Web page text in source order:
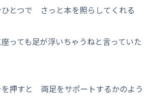
とつで さっと本を照らしてくれる
っても足が浮いちゃうねと言っていた
押すと 両足をサポートするかのよう